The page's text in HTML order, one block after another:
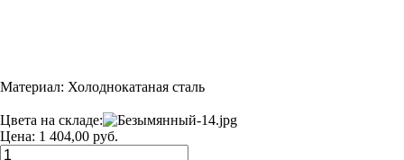
Материал: Холоднокатаная сталь
Цвета на складе:
Цена: 1 404,00 руб.